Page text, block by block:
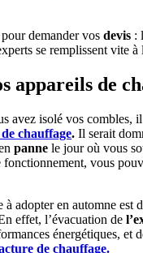
demander vos devis :
se remplissent vite à
appareils de
avez isolé vos combles,
de chauffage. Il serait
panne le jour où vous
fonctionnement, vous
adopter en automne est
effet, l’évacuation de
énergétiques, et
de chauffage.